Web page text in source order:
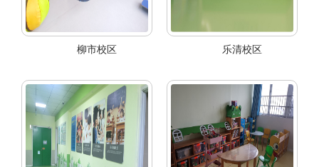
柳市校区 乐清校区